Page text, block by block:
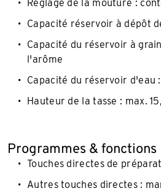
Réglage de la mouture :
Capacité réservoir à dépôt
Capacité du réservoir à
l'arôme
Capacité du réservoir d'eau :
Hauteur de la tasse : max.
Programmes & fonctions
Touches directes de
Autres touches directes :